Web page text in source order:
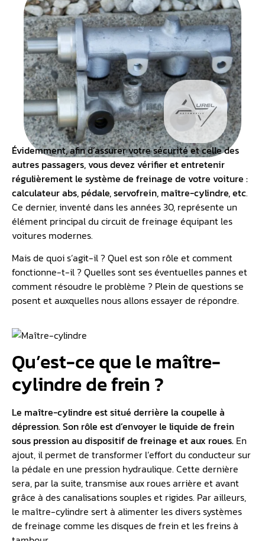
Évidemment, afin d’assurer votre sécurité et celle des
autres passagers, vous devez vérifier et entretenir
régulièrement le système de freinage de votre voiture :
calculateur abs, pédale, servofrein, maître-cylindre, etc.
Ce dernier, inventé dans les années 30, représente un
élément principal du circuit de freinage équipant les
voitures modernes.
Mais de quoi s’agit-il ? Quel est son rôle et comment
fonctionne-t-il ? Quelles sont ses éventuelles pannes et
comment résoudre le problème ? Plein de questions se
posent et auxquelles nous allons essayer de répondre.
Qu’est-ce que le maître-
cylindre de frein ?
Le maître-cylindre est situé derrière la coupelle à
dépression. Son rôle est d’envoyer le liquide de frein
sous pression au dispositif de freinage et aux roues. En
ajout, il permet de transformer l’effort du conducteur sur
la pédale en une pression hydraulique. Cette dernière
sera, par la suite, transmise aux roues arrière et avant
grâce à des canalisations souples et rigides. Par ailleurs,
le maître-cylindre sert à alimenter les divers systèmes
de freinage comme les disques de frein et les freins à